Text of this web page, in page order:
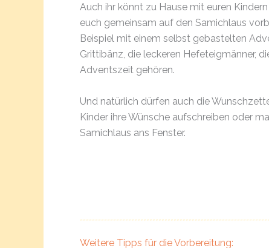
Auch ihr könnt zu Hause mit euren
euch gemeinsam auf den Samichlaus
Beispiel mit einem selbst gebastelten
Grittibänz, die leckeren Hefeteigmänner,
Adventszeit gehören.
Und natürlich dürfen auch die
Kinder ihre Wünsche aufschreiben oder
Samichlaus ans Fenster.
Weitere Tipps für die Vorbereitung: